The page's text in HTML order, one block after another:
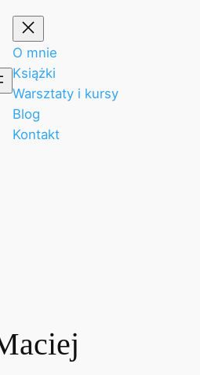
O mnie
Książki
Warsztaty i kursy
Blog
Kontakt